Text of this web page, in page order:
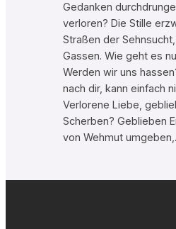
Gedanken
verloren? Die Stille
Straßen der
Gassen. Wie geht es
Werden wir uns
nach dir, kann einfach
Verlorene Liebe,
Scherben? Geblieben
von Wehmut